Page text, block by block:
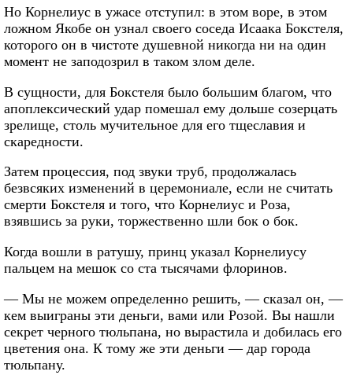
Но Корнелиус в ужасе отступил: в этом воре, в этом
ложном Якобе он узнал своего соседа Исаака Бокстеля,
которого он в чистоте душевной никогда ни на один
момент не заподозрил в таком злом деле.
В сущности, для Бокстеля было большим благом, что
апоплексический удар помешал ему дольше созерцать
зрелище, столь мучительное для его тщеславия и
скаредности.
Затем процессия, под звуки труб, продолжалась
безвсяких изменений в церемониале, если не считать
смерти Бокстеля и того, что Корнелиус и Роза,
взявшись за руки, торжественно шли бок о бок.
Когда вошли в ратушу, принц указал Корнелиусу
пальцем на мешок со ста тысячами флоринов.
— Мы не можем определенно решить, — сказал он, —
кем выиграны эти деньги, вами или Розой. Вы нашли
секрет черного тюльпана, но вырастила и добилась его
цветения она. К тому же эти деньги — дар города
тюльпану.